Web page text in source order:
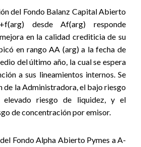
del Fondo Balanz Capital Abierto
desde Af(arg) responde
en la calidad crediticia de su
en rango AA (arg) a la fecha de
del último año, la cual se espera
a sus lineamientos internos. Se
de la Administradora, el bajo riesgo
riesgo de liquidez, y el
de concentración por emisor.
Fondo Alpha Abierto Pymes a A-